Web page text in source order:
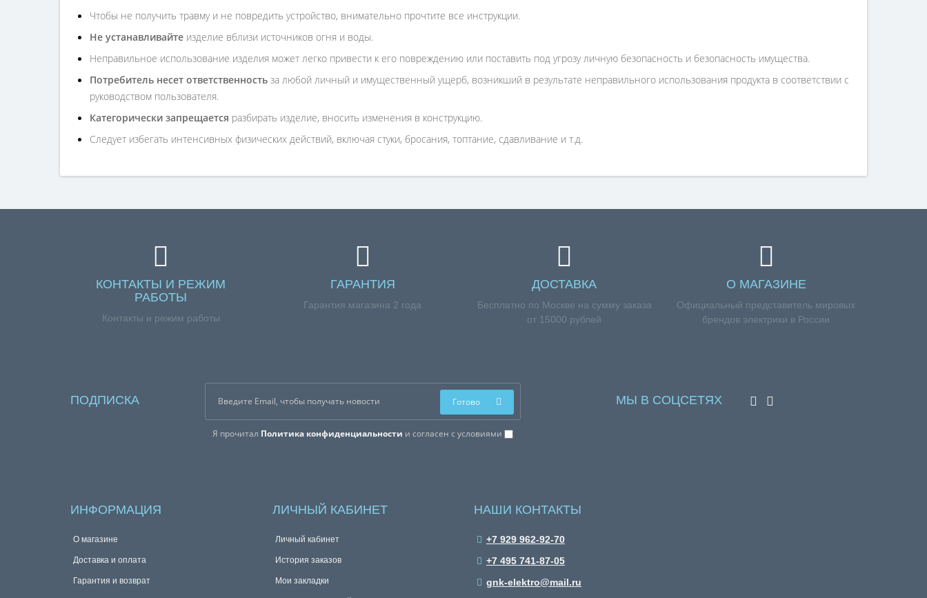
Чтобы не получить травму и не повредить устройство, внимательно прочтите все инструкции.
Не устанавливайте изделие вблизи источников огня и воды.
Неправильное использование изделия может легко привести к его повреждению или поставить под угрозу личную безопасность и безопасность имущества.
Потребитель несет ответственность за любой личный и имущественный ущерб, возникший в результате неправильного использования продукта в соответствии с
руководством пользователя.
Категорически запрещается разбирать изделие, вносить изменения в конструкцию.
Следует избегать интенсивных физических действий, включая стуки, бросания, топтание, сдавливание и т.д.
КОНТАКТЫ И РЕЖИМ
РАБОТЫ
Контакты и режим работы
ГАРАНТИЯ
Гарантия магазина 2 года
ДОСТАВКА
Бесплатно по Москве на сумму заказа
от 15000 рублей
О МАГАЗИНЕ
Официальный представитель мировых
брендов электрики в России
ПОДПИСКА
Я прочитал Политика конфиденциальности и согласен с условиями
Готово МЫ В СОЦСЕТЯХ
ИНФОРМАЦИЯ
О магазине
Доставка и оплата
Гарантия и возврат
ЛИЧНЫЙ КАБИНЕТ
Личный кабинет
История заказов
Мои закладки
НАШИ КОНТАКТЫ
+7 929 962-92-70
+7 495 741-87-05
gnk-elektro@mail.ru